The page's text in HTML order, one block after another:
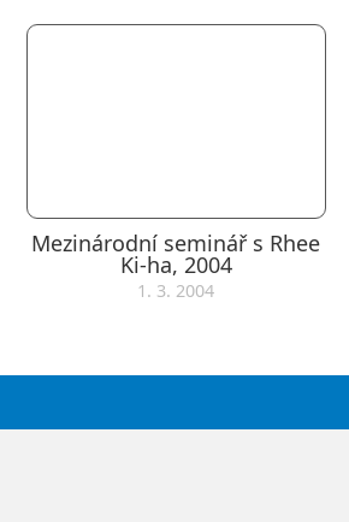
Mezinárodní seminář s Rhee
Ki-ha, 2004
1. 3. 2004